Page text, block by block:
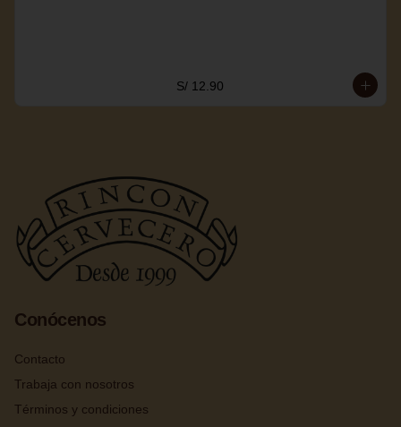
S/ 12.90
Conócenos
Contacto
Trabaja con nosotros
Términos y condiciones